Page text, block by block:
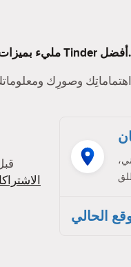
Tinder مليء بميزات مُمتعة. إليك بعض الميزات التي ستجعل تجربتك على Tinder أفضل.
اهتماماتِك وصورِك
الحالي